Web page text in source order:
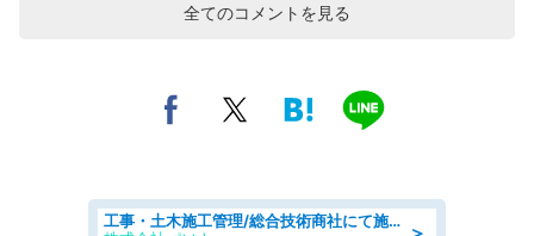
全てのコメントを見る
工事・土木施工管理/総合技術商社にて施工管理のお仕事/即日勤務可/車通勤可/工事・土木施工管理/生産・品質管理